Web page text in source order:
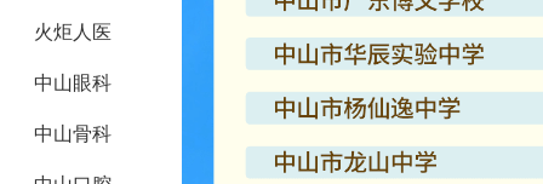
火炬人医
中山眼科
中山骨科